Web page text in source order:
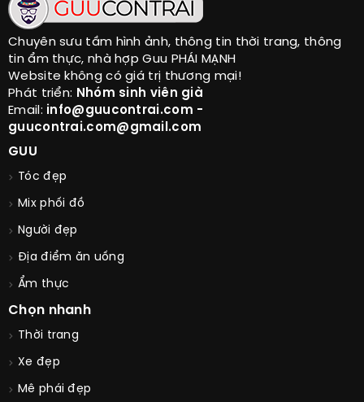
Chuyên sưu tầm hình ảnh, thông tin thời trang, thông
tin ẩm thực, nhà hợp Guu PHÁI MẠNH
Website không có giá trị thương mại!
Phát triển: Nhóm sinh viên già
Email: info@guucontrai.com -
guucontrai.com@gmail.com
GUU
Tóc đẹp
Mix phối đồ
Người đẹp
Địa điểm ăn uống
Ẩm thực
Chọn nhanh
Thời trang
Xe đẹp
Mê phái đẹp